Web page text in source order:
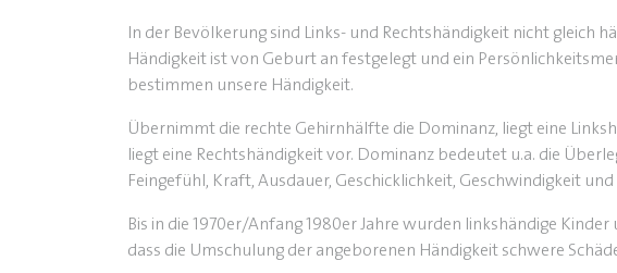
In der Bevölkerung sind Links- und Rechtshändigkeit nicht gleich
Händigkeit ist von Geburt an festgelegt und ein
bestimmen unsere Händigkeit.
Übernimmt die rechte Gehirnhälfte die Dominanz, liegt eine
liegt eine Rechtshändigkeit vor. Dominanz bedeutet u.a. die
Feingefühl, Kraft, Ausdauer, Geschicklichkeit, Geschwindigkeit und
Bis in die 1970er/Anfang 1980er Jahre wurden linkshändige
dass die Umschulung der angeborenen Händigkeit schwere